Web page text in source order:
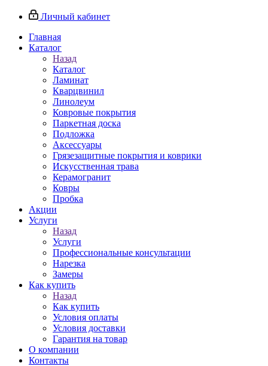
Личный кабинет
Главная
Каталог
Назад
Каталог
Ламинат
Кварцвинил
Линолеум
Ковровые покрытия
Паркетная доска
Подложка
Аксессуары
Грязезащитные покрытия и коврики
Искусственная трава
Керамогранит
Ковры
Пробка
Акции
Услуги
Назад
Услуги
Профессиональные консультации
Нарезка
Замеры
Как купить
Назад
Как купить
Условия оплаты
Условия доставки
Гарантия на товар
О компании
Контакты